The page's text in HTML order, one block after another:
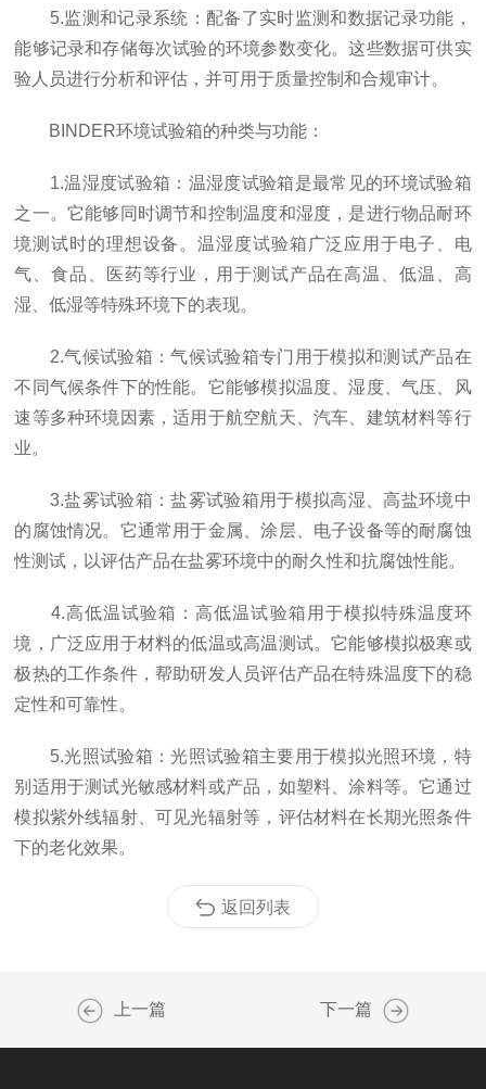
5.监测和记录系统：配备了实时监测和数据记录功能，
能够记录和存储每次试验的环境参数变化。这些数据可供实
验人员进行分析和评估，并可用于质量控制和合规审计。
BINDER环境试验箱的种类与功能：
1.温湿度试验箱：温湿度试验箱是最常见的环境试验箱
之一。它能够同时调节和控制温度和湿度，是进行物品耐环
境测试时的理想设备。温湿度试验箱广泛应用于电子、电
气、食品、医药等行业，用于测试产品在高温、低温、高
湿、低湿等特殊环境下的表现。
2.气候试验箱：气候试验箱专门用于模拟和测试产品在
不同气候条件下的性能。它能够模拟温度、湿度、气压、风
速等多种环境因素，适用于航空航天、汽车、建筑材料等行
业。
3.盐雾试验箱：盐雾试验箱用于模拟高湿、高盐环境中
的腐蚀情况。它通常用于金属、涂层、电子设备等的耐腐蚀
性测试，以评估产品在盐雾环境中的耐久性和抗腐蚀性能。
4.高低温试验箱：高低温试验箱用于模拟特殊温度环
境，广泛应用于材料的低温或高温测试。它能够模拟极寒或
极热的工作条件，帮助研发人员评估产品在特殊温度下的稳
定性和可靠性。
5.光照试验箱：光照试验箱主要用于模拟光照环境，特
别适用于测试光敏感材料或产品，如塑料、涂料等。它通过
模拟紫外线辐射、可见光辐射等，评估材料在长期光照条件
下的老化效果。
返回列表
上一篇 下一篇